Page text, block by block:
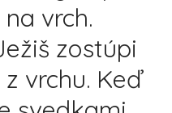
vrch.
zostúpi
vrchu. Keď